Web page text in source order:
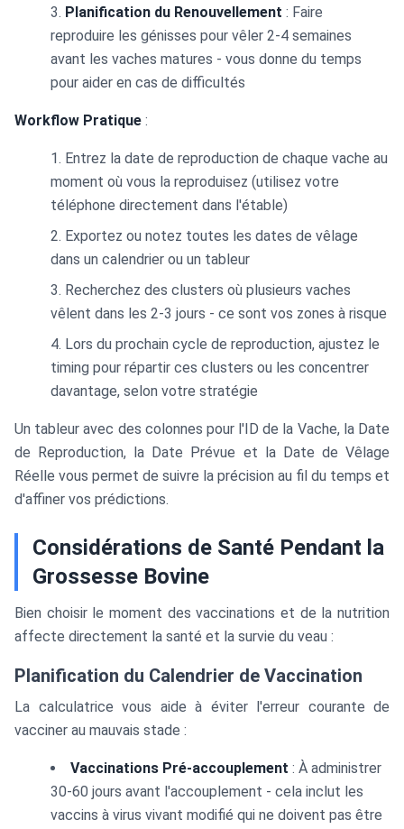
Planification du Renouvellement : Faire
reproduire les génisses pour vêler 2-4 semaines
avant les vaches matures - vous donne du temps
pour aider en cas de difficultés
Workflow Pratique :
Entrez la date de reproduction de chaque vache au
moment où vous la reproduisez (utilisez votre
téléphone directement dans l'étable)
Exportez ou notez toutes les dates de vêlage
dans un calendrier ou un tableur
Recherchez des clusters où plusieurs vaches
vêlent dans les 2-3 jours - ce sont vos zones à risque
Lors du prochain cycle de reproduction, ajustez le
timing pour répartir ces clusters ou les concentrer
davantage, selon votre stratégie
Un tableur avec des colonnes pour l'ID de la Vache, la Date
de Reproduction, la Date Prévue et la Date de Vêlage
Réelle vous permet de suivre la précision au fil du temps et
d'affiner vos prédictions.
Considérations de Santé Pendant la
Grossesse Bovine
Bien choisir le moment des vaccinations et de la nutrition
affecte directement la santé et la survie du veau :
Planification du Calendrier de Vaccination
La calculatrice vous aide à éviter l'erreur courante de
vacciner au mauvais stade :
Vaccinations Pré-accouplement : À administrer
30-60 jours avant l'accouplement - cela inclut les
vaccins à virus vivant modifié qui ne doivent pas être